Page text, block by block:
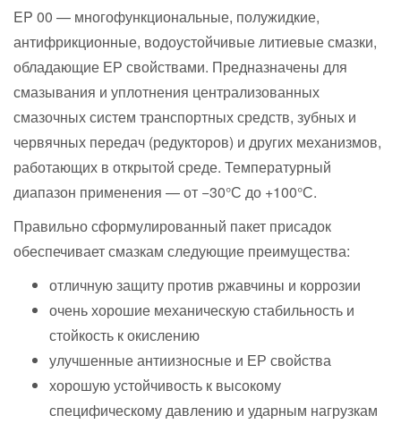
EP 00 — многофункциональные, полужидкие,
антифрикционные, водоустойчивые литиевые смазки,
обладающие ЕР свойствами. Предназначены для
смазывания и уплотнения централизованных
смазочных систем транспортных средств, зубных и
червячных передач (редукторов) и других механизмов,
работающих в открытой среде. Температурный
диапазон применения — от −30°С до +100°С.
Правильно сформулированный пакет присадок
обеспечивает смазкам следующие преимущества:
отличную защиту против ржавчины и коррозии
очень хорошие механическую стабильность и
стойкость кокислению
улучшенные антиизносные и ЕР свойства
хорошую устойчивость к высокому
специфическому давлению и ударным нагрузкам